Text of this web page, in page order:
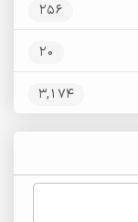
256
20
3,174